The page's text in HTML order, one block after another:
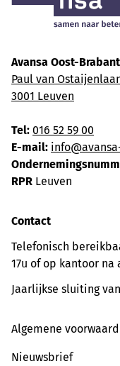
Avansa Oost-
Paul van
3001 Leuven
Tel: 016 52 59 00
E-mail:
RPR Leuven
Contact
Telefonisch
17u of op kantoor na
Jaarlijkse sluiting
Algemene
Nieuwsbrief